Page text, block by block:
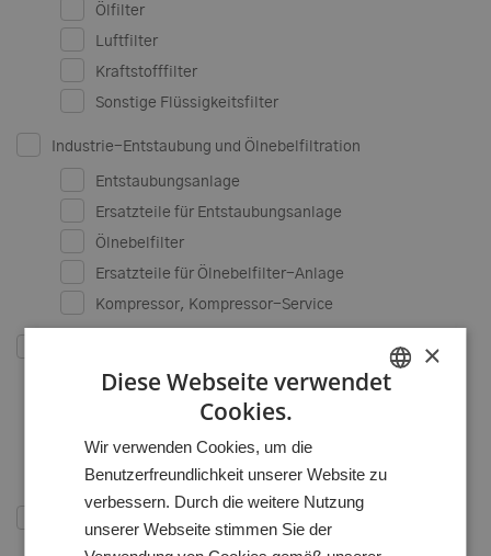
Ölfilter
Luftfilter
Kraftstofffilter
Sonstige Flüssigkeitsfilter
Industrie-Entstaubung und Ölnebelfiltration
Entstaubungsanlage
Ersatzteile für Entstaubungsanlage
Ölnebelfilter
Ersatzteile für Ölnebelfilter-Anlage
Kompressor, Kompressor-Service
Filtergehäuse
Systeme
Dienstleistungen / Engineering
×
Diese Webseite verwendet
Cookies.
Wir verwenden Cookies, um die
Benutzerfreundlichkeit unserer Website zu
verbessern. Durch die weitere Nutzung
unserer Webseite stimmen Sie der